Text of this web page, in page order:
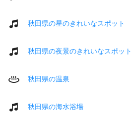
秋田県の星のきれいなスポット
秋田県の夜景のきれいなスポット
秋田県の温泉
秋田県の海水浴場